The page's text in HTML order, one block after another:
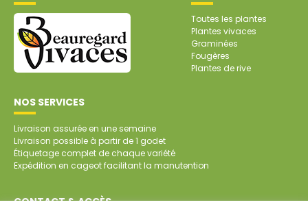
Toutes les plantes
Plantes vivaces
Graminées
Fougères
Plantes de rive
NOS SERVICES
Livraison assurée en une semaine
Livraison possible à partir de 1 godet
Étiquetage complet de chaque variété
Expédition en cageot facilitant la manutention
CONTACT & ACCÈS